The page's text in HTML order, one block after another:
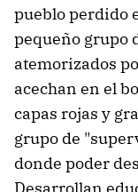
pueblo perdido
pequeño grupo
atemorizados
acechan en el
capas rojas y
grupo de
donde poder
Desarrollan